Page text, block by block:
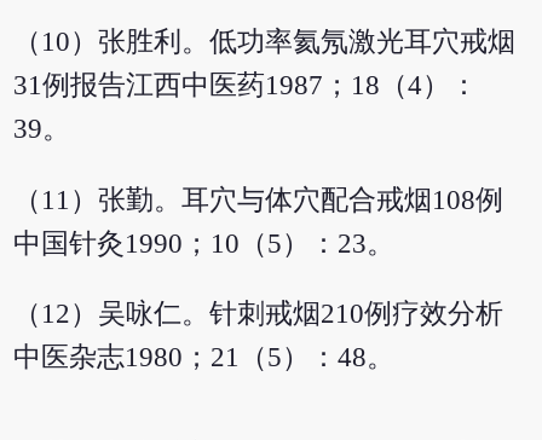
（10）张胜利。低功率氦氖激光耳穴戒烟
31例报告江西中医药1987；18（4）：
39。
（11）张勤。耳穴与体穴配合戒烟108例
中国针灸1990；10（5）：23。
（12）吴咏仁。针刺戒烟210例疗效分析
中医杂志1980；21（5）：48。